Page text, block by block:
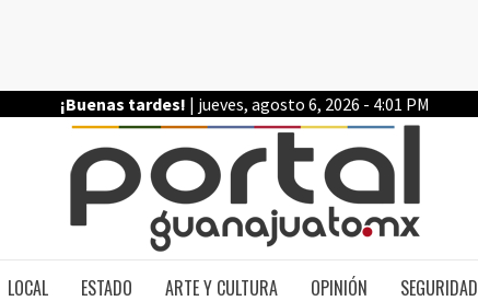
¡Buenas tardes! | jueves, agosto 6, 2026 - 4:01 PM
LOCAL ESTADO ARTE Y CULTURA OPINIÓN SEGURIDAD